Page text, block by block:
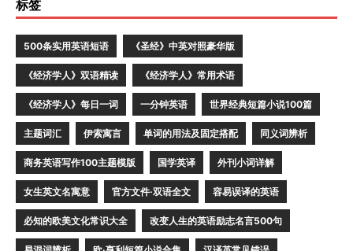
标签
500条实用英语短语 《圣经》中英对照豪华版
《经济学人》双语精读 《经济学人》常用术语
《经济学人》每日一词 一分钟英语 世界经典短篇小说100篇
主题词汇 伊索寓言 单词的用法及固定搭配 同义词辨析
商务英语写作100主题模版 国学英译 外刊小词详解
女生英文名寓意 官方文件·双语全文 容易误译的英语
必知的欧美文化常识大全 改变人生的英语励志名言500句